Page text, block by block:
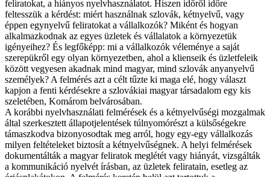
feliratokat, a hiányos nyelvhasználatot. Hiszen időről időre
feltesszük a kérdést: miért használnak szlovák, kétnyelvű, vagy
éppen egynyelvű feliratokat a vállalkozók? Miként és hogyan
alkalmazkodnak az egyes üzletek és vállalatok a környezetük
igényeihez? És legfőképp: mi a vállalkozók véleménye a saját
szerepükről egy olyan környezetben, ahol a klienseik és üzletfeleik
között vegyesen akadnak mind magyar, mind szlovák anyanyelvű
személyek? A felmérés azt a célt tűzte ki maga elé, hogy választ
kapjon a fenti kérdésekre a szlovákiai magyar társadalom egy kis
szeletében, Komárom belvárosában.
A korábbi nyelvhasználati felmérések és a kétnyelvűségi mozgalmak
által szerkesztett állapotjelentések túlnyomórészt a külsőségekre
támaszkodva bizonyosodtak meg arról, hogy egy-egy vállalkozás
milyen feltételeket biztosít a kétnyelvűségnek. A helyi felmérések
dokumentálták a magyar feliratok meglétét vagy hiányát, vizsgálták
a kommunikáció nyelvét írásban, az üzletek feliratain, esetleg az